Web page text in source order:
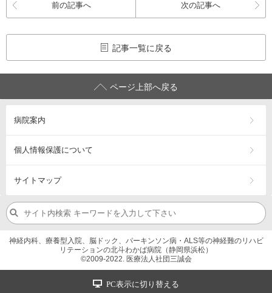
前の記事へ 次の記事へ
記事一覧に戻る
ページ上部へ戻る
病院案内
個人情報保護について
サイトマップ
神経内科、療養型入院、脳ドック、パーキンソン病・ALS等の神経難のリハビ
リテーションの北斗わかば病院（静岡県浜松）
©2009-2022. 医療法人社団三誠会
PC表示に切り替える